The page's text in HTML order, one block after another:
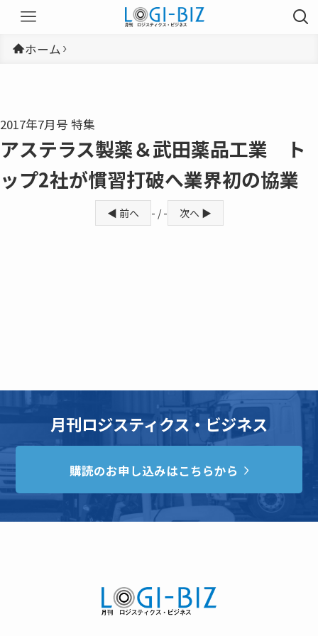
ホーム
2017年7月号 特集
アステラス製薬＆武田薬品工業 ト
ップ2社が慣習打破へ業界初の協業
◀ 前へ - / - 次へ ▶
月刊ロジスティクス・ビジネス
購読のお申し込みはこちらから